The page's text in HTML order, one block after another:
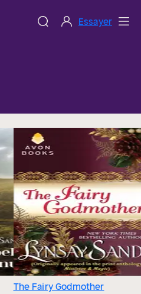
Essayer
The Fairy Godmother